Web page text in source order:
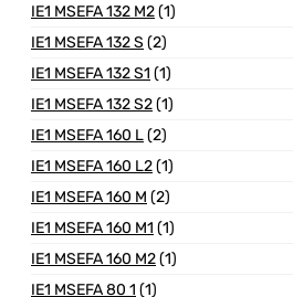
IE1 MSEFA 132 M2(1)
IE1 MSEFA 132 S (2)
IE1 MSEFA 132 S1 (1)
IE1 MSEFA 132 S2(1)
IE1 MSEFA 160 L(2)
IE1 MSEFA 160 L2(1)
IE1 MSEFA 160 M (2)
IE1 MSEFA 160 M1 (1)
IE1 MSEFA 160 M2(1)
IE1 MSEFA 80 1 (1)